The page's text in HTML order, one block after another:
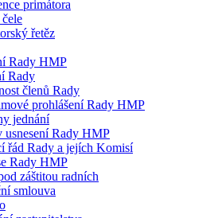
primátora
řetěz
Rady HMP
Rady
členů Rady
prohlášení Rady HMP
jednání
usnesení Rady HMP
řád Rady a jejích Komisí
Rady HMP
záštitou radních
smlouva